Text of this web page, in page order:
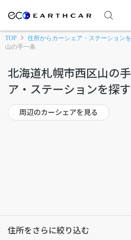
TOP 住所からカーシェア・ステーション
山の手一条
北海道札幌市西区山の
ア・ステーションを探す
周辺のカーシェアを見る
住所をさらに絞り込む